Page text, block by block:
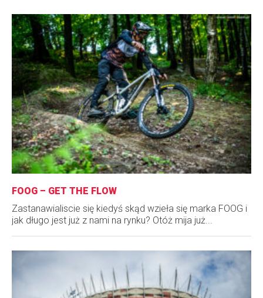
FOOG – GET THE FLOW
Zastanawialiscie się kiedyś skąd wzieła się marka FOOG i
jak długo jest już z nami na rynku? Otóż mija już...